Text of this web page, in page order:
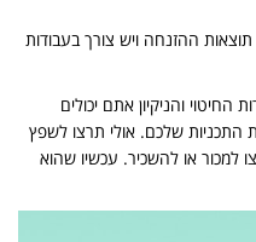
ההזנחה ויש צורך בעבודות
והניקיון אתם יכולים
התכניות שלכם. אולי תרצו לשפץ
למכור או להשכיר. עכשיו שהוא